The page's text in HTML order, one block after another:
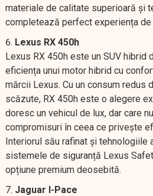
materiale de calitate superioară și
completează perfect experiența de
Lexus RX 450h
Lexus RX 450h este un SUV hibrid
eficiența unui motor hibrid cu
mărcii Lexus. Cu un consum
scăzute, RX 450h este o alegere
doresc un vehicul de lux, dar care
compromisuri în ceea ce privește
Interiorul său rafinat și tehnologiile
sistemele de siguranță Lexus
opțiune premium deosebită.
Jaguar I-Pace